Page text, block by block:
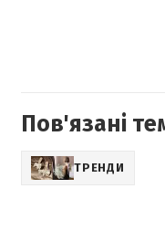
Пов'язані
ТРЕНДИ